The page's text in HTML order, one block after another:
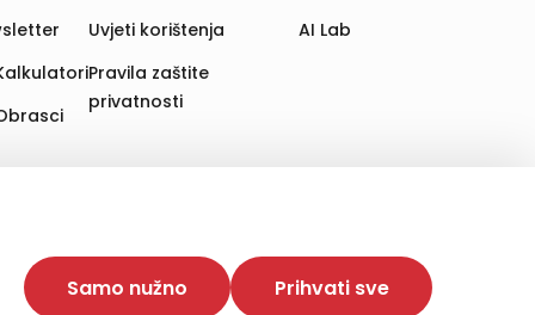
web stranica i uređaja u tu svrhu. Naši partneri
Opcija „Prihvati sve“ omogućuje postavljanje i
Samo nužno Prihvati sve
Uvjeti korištenja
Pravila zaštite
privatnosti
AI Lab